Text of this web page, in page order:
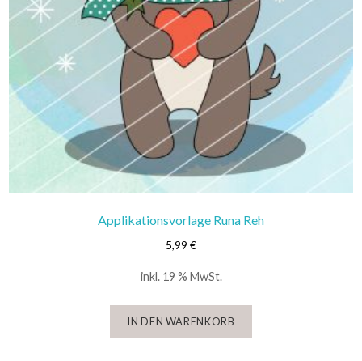
Applikationsvorlage Runa Reh
5,99 €
inkl. 19 % MwSt.
IN DEN WARENKORB